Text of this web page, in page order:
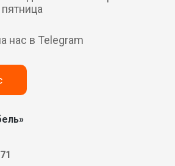
нас в Telegram